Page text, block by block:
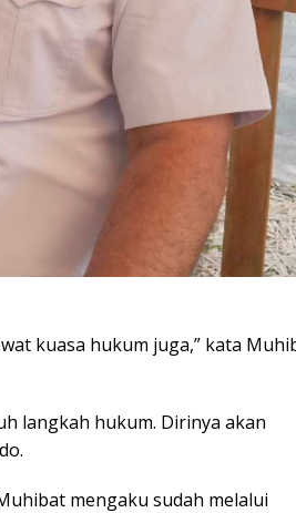
kuasa hukum juga,” kata
langkah hukum. Dirinya akan
mengaku sudah melalui